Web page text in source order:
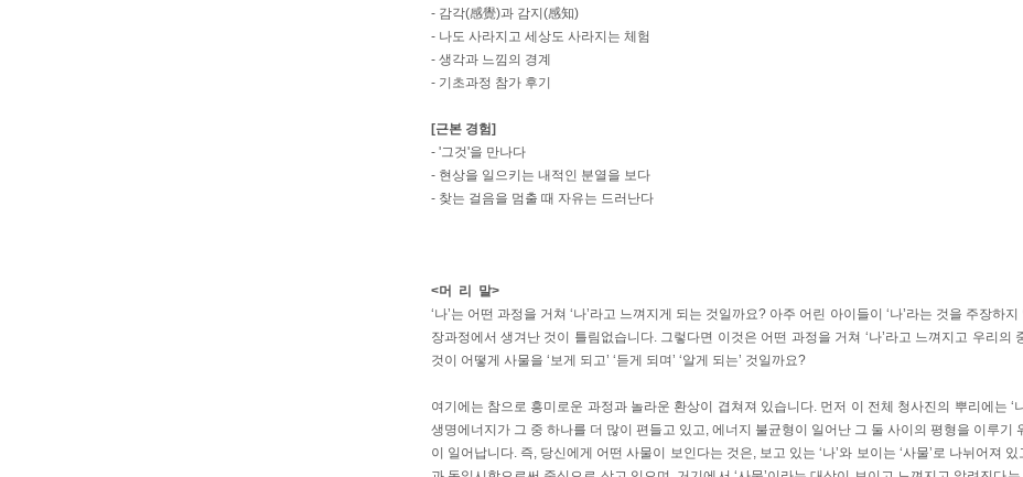
- 감각(感覺)과 감지(感知)
- 나도 사라지고 세상도 사라지는 체험
- 생각과 느낌의 경계
- 기초과정 참가 후기
[근본 경험]
- '그것'을 만나다
- 현상을 일으키는 내적인 분열을 보다
- 찾는 걸음을 멈출 때 자유는 드러난다
<머 리 말>
‘나’는 어떤 과정을 거쳐 ‘나’라고 느껴지게 되는 것일까요? 아주 어린 아이들이 ‘나’라는 것을 주장하
장과정에서 생겨난 것이 틀림없습니다. 그렇다면 이것은 어떤 과정을 거쳐 ‘나’라고 느껴지고 우리의
것이 어떻게 사물을 ‘보게 되고’ ‘듣게 되며’ ‘알게 되는’ 것일까요?
여기에는 참으로 흥미로운 과정과 놀라운 환상이 겹쳐져 있습니다. 먼저 이 전체 청사진의 뿌리에는 ‘
생명에너지가 그 중 하나를 더 많이 편들고 있고, 에너지 불균형이 일어난 그 둘 사이의 평형을 이루기
이 일어납니다. 즉, 당신에게 어떤 사물이 보인다는 것은, 보고 있는 ‘나’와 보이는 ‘사물’로 나뉘어져